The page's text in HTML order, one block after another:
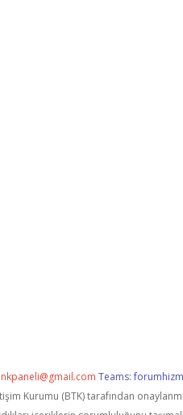
Teams:
Kurumu (BTK) tarafından